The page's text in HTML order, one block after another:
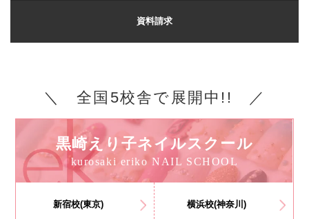
資料請求
＼ 全国5校舎で展開中!! ／
黒崎えり子ネイルスクール
kurosaki eriko NAIL SCHOOL
新宿校(東京) 横浜校(神奈川)